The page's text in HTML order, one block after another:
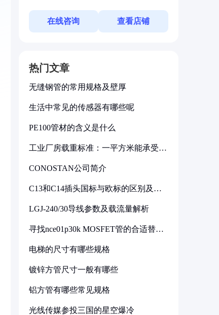
在线咨询 查看店铺
热门文章
无缝钢管的常用规格及壁厚
生活中常见的传感器有哪些呢
PE100管材的含义是什么
工业厂房载重标准：一平方米能承受多
CONOSTAN公司简介
C13和C14插头国标与欧标的区别及其
LGJ-240/30导线参数及载流量解析
寻找nce01p30k MOSFET管的合适替代
电梯的尺寸有哪些规格
镀锌方管尺寸一般有哪些
铝方管有哪些常见规格
光线传媒参投三国的星空爆冷